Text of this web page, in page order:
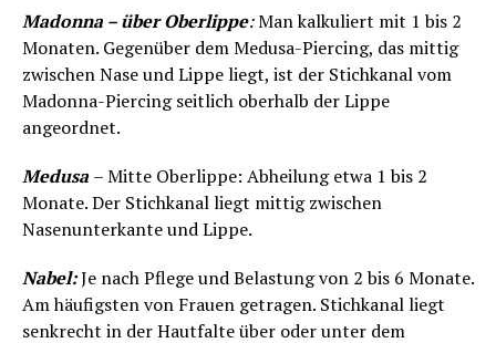
Madonna – über Oberlippe:Man kalkuliert mit 1 bis 2
Monaten. Gegenüber dem Medusa-Piercing, das mittig
zwischen Nase und Lippe liegt, ist der Stichkanal vom
Madonna-Piercing seitlich oberhalb der Lippe
angeordnet.
Medusa – Mitte Oberlippe: Abheilung etwa 1 bis 2
Monate. Der Stichkanal liegt mittig zwischen
Nasenunterkante und Lippe.
Nabel:Je nach Pflege und Belastung von 2 bis 6 Monate.
Am häufigsten von Frauen getragen. Stichkanal liegt
senkrecht in der Hautfalte über oder unter dem